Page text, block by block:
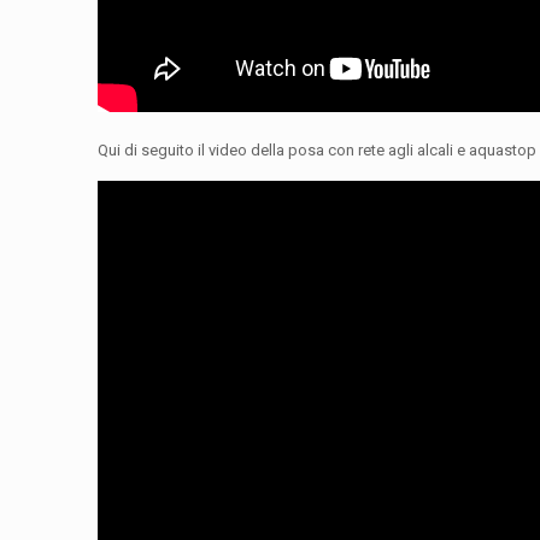
Qui di seguito il video della posa con rete agli alcali e aquastop